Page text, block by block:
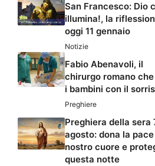
San Francesco: Dio
illumina!, la
oggi 11 gennaio
Notizie
Fabio Abenavoli, il
chirurgo romano
i bambini con il
Preghiere
Preghiera della sera
agosto: dona la
nostro cuore e
questa notte